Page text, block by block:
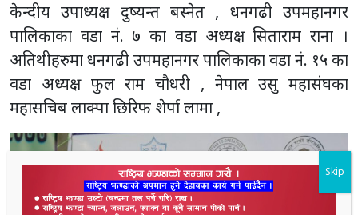
केन्दीय उपाध्यक्ष दुष्यन्त बस्नेत , धनगढी उपमहानगर
पालिकाका वडा नं. ७ का वडा अध्यक्ष सिताराम राना ।
अतिथीहरुमा धनगढी उपमहानगर पालिकाका वडा नं. १५ का
वडा अध्यक्ष फुल राम चौधरी , नेपाल उसु महासंघका
महासचिब लाक्पा छिरिफ शेर्पा लामा ,
Skip